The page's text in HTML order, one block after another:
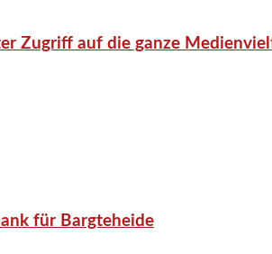
Zugriff auf die ganze
für Bargteheide